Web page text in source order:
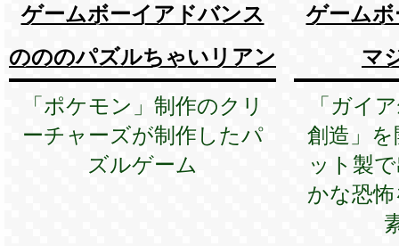
ゲームボーイアドバンス
のののパズルちゃいリアン
「ポケモン」制作のクリ
ーチャーズが制作したパ
ズルゲーム
ゲーム
マ
「ガイ
創造」
ット製
かな恐